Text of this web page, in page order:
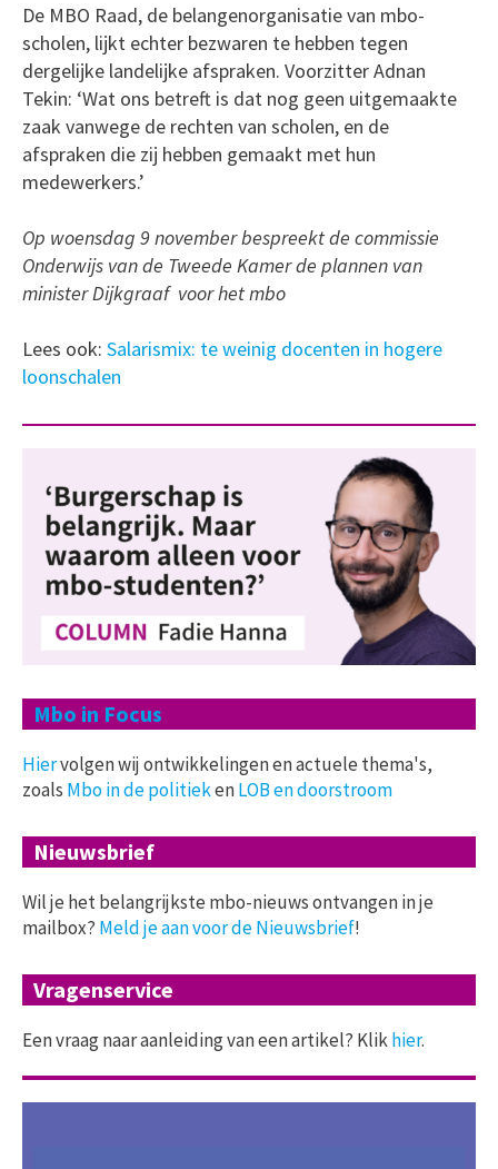
De MBO Raad, de belangenorganisatie van mbo-
scholen, lijkt echter bezwaren te hebben tegen
dergelijke landelijke afspraken. Voorzitter Adnan
Tekin: ‘Wat ons betreft is dat nog geen uitgemaakte
zaak vanwege de rechten van scholen, en de
afspraken die zij hebben gemaakt met hun
medewerkers.’
Op woensdag 9 november bespreekt de commissie
Onderwijs van de Tweede Kamer de plannen van
minister Dijkgraaf voor het mbo
Lees ook: Salarismix: te weinig docenten in hogere
loonschalen
Mbo in Focus
Hiervolgen wij ontwikkelingen en actuele thema's,
zoals Mbo in de politiekenLOB en doorstroom
Nieuwsbrief
Wil je het belangrijkste mbo-nieuws ontvangen in je
mailbox? Meld je aan voor de Nieuwsbrief!
Vragenservice
Een vraag naar aanleiding van een artikel? Klikhier.